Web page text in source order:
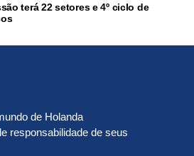
terá 22 setores e 4º ciclo de
de Holanda
responsabilidade de seus